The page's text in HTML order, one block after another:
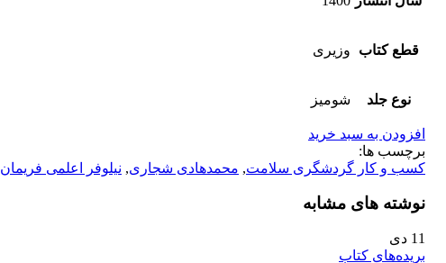
قطع کتاب وزیری
نوع جلد شومیز
افزودن به سبد خرید
برچسب ها:
کسب و کار گردشگری سلامت, محمدهادی شجاری, نیلوفر اعلمی فریمان
نوشته های مشابه
11 دی
بریده‌های کتاب